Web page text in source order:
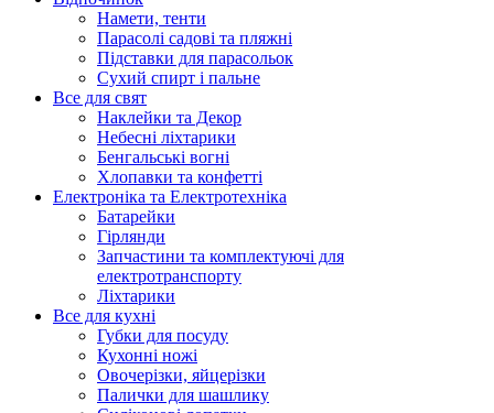
Намети, тенти
Парасолі садові та пляжні
Підставки для парасольок
Сухий спирт і пальне
Все для свят
Наклейки та Декор
Небесні ліхтарики
Бенгальські вогні
Хлопавки та конфетті
Електроніка та Електротехніка
Батарейки
Гірлянди
Запчастини та комплектуючі для
електротранспорту
Ліхтарики
Все для кухні
Губки для посуду
Кухонні ножі
Овочерізки, яйцерізки
Палички для шашлику